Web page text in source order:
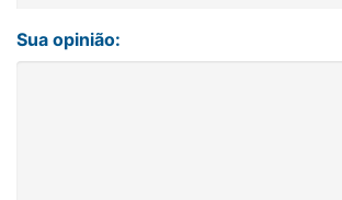
Sua opinião: